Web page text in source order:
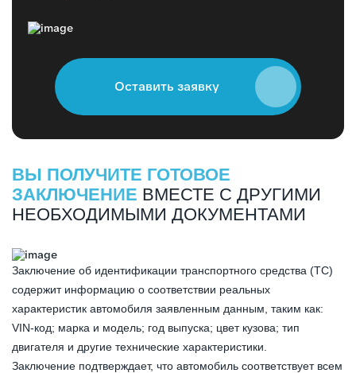
Оставить заявку
ВЫ ПОЛУЧИТЕ ГОТОВОЕ
ЗАКЛЮЧЕНИЕ ВМЕСТЕ С ДРУГИМИ
НЕОБХОДИМЫМИ ДОКУМЕНТАМИ
Заключение об идентификации транспортного средства (ТС)
содержит информацию о соответствии реальных
характеристик автомобиля заявленным данным, таким как:
VIN-код; марка и модель; год выпуска; цвет кузова; тип
двигателя и другие технические характеристики.
Заключение подтверждает, что автомобиль соответствует всем